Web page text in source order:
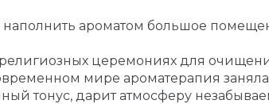
ароматом большое
церемониях для
мире ароматерапия
тонус, дарит атмосферу